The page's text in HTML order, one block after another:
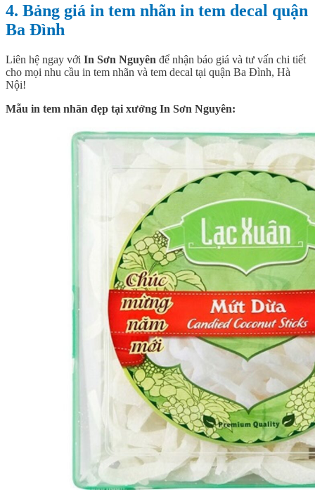
4. Bảng giá in tem nhãn in tem decal quận
Ba Đình
Liên hệ ngay với In Sơn Nguyên để nhận báo giá và tư vấn chi tiết
cho mọi nhu cầu in tem nhãn và tem decal tại quận Ba Đình, Hà
Nội!
Mẫu in tem nhãn đẹp tại xưởng In Sơn Nguyên: